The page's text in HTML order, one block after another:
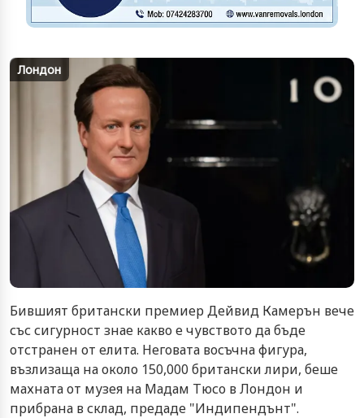
Лондон
Бившият британски премиер Дейвид Камерън вече
със сигурност знае какво е чувството да бъде
отстранен от елита. Неговата восъчна фигура,
възлизаща на около 150,000 британски лири, беше
махната от музея на Мадам Тюсо в Лондон и
прибрана в склад, предаде "Индипендънт".